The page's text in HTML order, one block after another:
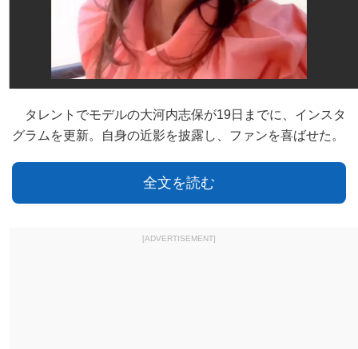
タレントでモデルの大河内志保が19日までに、インスタ
グラムを更新。自身の近影を披露し、ファンを喜ばせた。
全文を読む
[ADVERTISEMENT]